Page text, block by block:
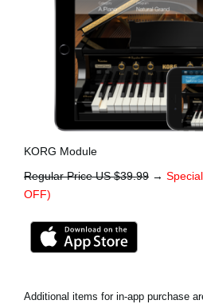
KORG Module
Regular Price US $39.99 →
OFF)
Additional items for in-app purchase